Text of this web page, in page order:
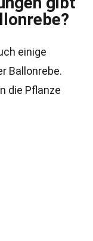
einige
Ballonrebe.
die Pflanze